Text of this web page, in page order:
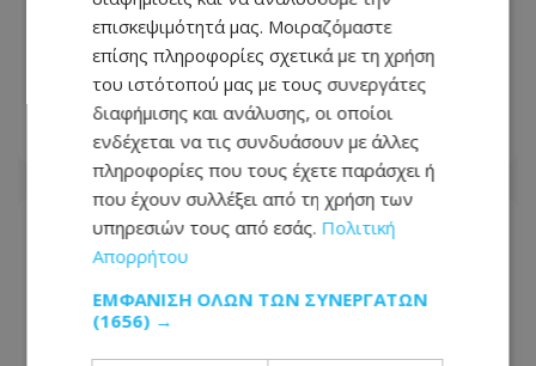
Ώρες αγωνίας: Χάθηκαν τα ίχνη
35χρονου στη Λευκωσία - Δείτε
φωτογραφία
10.08.2026 - 12:20
επισκεψιμότητά μας. Μοιραζόμαστε
επίσης πληροφορίες σχετικά με τη χρήση
του ιστότοπού μας με τους συνεργάτες
διαφήμισης και ανάλυσης, οι οποίοι
ενδέχεται να τις συνδυάσουν με άλλες
πληροφορίες που τους έχετε παράσχει ή
που έχουν συλλέξει από τη χρήση των
υπηρεσιών τους από εσάς. Πολιτική
Απορρήτου
ΕΜΦΆΝΙΣΗ ΌΛΩΝ ΤΩΝ ΣΥΝΕΡΓΑΤΏΝ
(1656) →